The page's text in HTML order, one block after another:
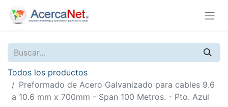
Todos los productos
Preformado de Acero Galvanizado para cables 9.6
a 10.6 mm x 700mm - Span 100 Metros. - Pto. Azul